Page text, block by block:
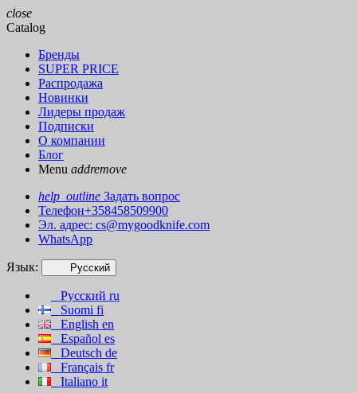
close
Catalog
Бренды
SUPER PRICE
Распродажа
Новинки
Лидеры продаж
Подписки
О компании
Блог
Menu addremove
help_outline Задать вопрос
Телефон+358458509900
Эл. адрес: cs@mygoodknife.com
WhatsApp
Язык: Русский
Русский ru
Suomi fi
English en
Español es
Deutsch de
Français fr
Italiano it